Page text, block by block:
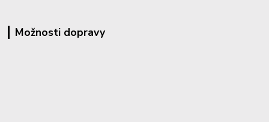
Možnosti dopravy